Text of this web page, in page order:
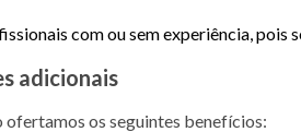
com ou sem experiência, pois
adicionais
ofertamos os seguintes benefícios: